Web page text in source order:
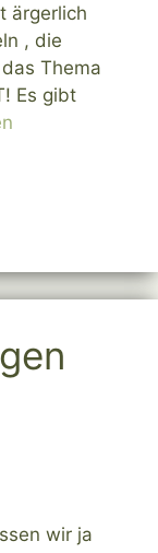
ärgerlich
, die
Thema
Es gibt
wir ja